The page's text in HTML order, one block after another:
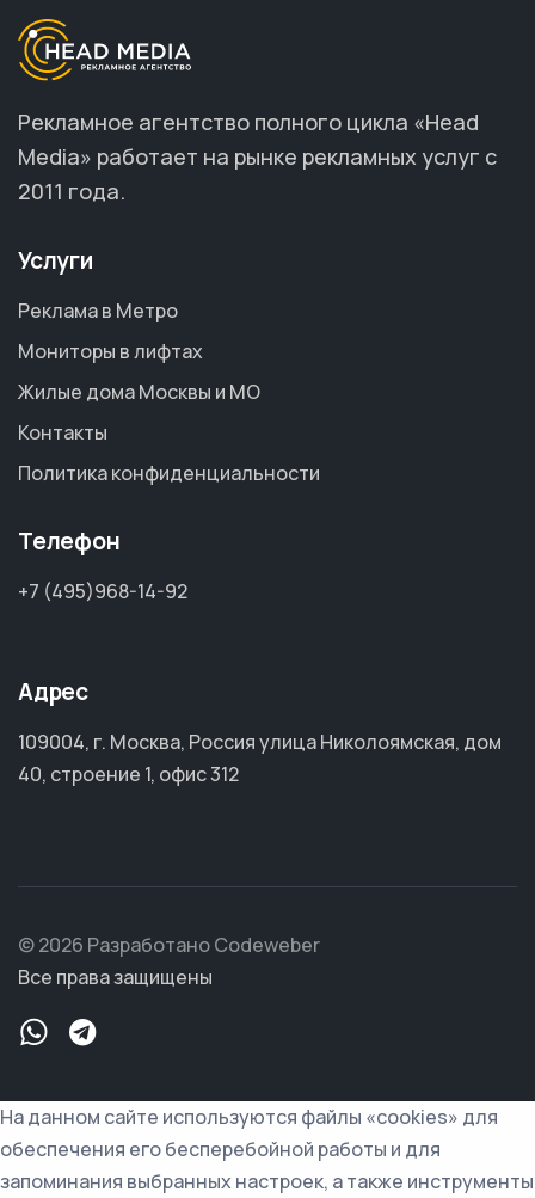
Рекламное агентство полного цикла «Head
Media» работает на рынке рекламных услуг с
2011 года.
Услуги
Реклама в Метро
Мониторы в лифтах
Жилые дома Москвы и МО
Контакты
Политика конфиденциальности
Телефон
+7 (495)968-14-92
Адрес
109004, г. Москва, Россия улица Николоямская, дом
40, строение 1, офис 312
© 2026 Разработано Codeweber
Все права защищены
На данном сайте используются файлы «cookies» для
обеспечения его бесперебойной работы и для
запоминания выбранных настроек, а также инструменты